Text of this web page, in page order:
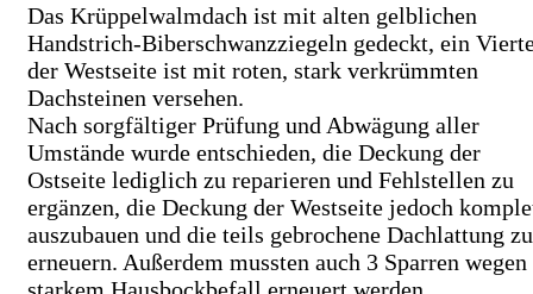
Das Krüppelwalmdach ist mit alten gelblichen
Handstrich-Biberschwanzziegeln gedeckt, ein
der Westseite ist mit roten, stark verkrümmten
Dachsteinen versehen.
Nach sorgfältiger Prüfung und Abwägung aller
Umstände wurde entschieden, die Deckung der
Ostseite lediglich zu reparieren und Fehlstellen zu
ergänzen, die Deckung der Westseite jedoch
auszubauen und die teils gebrochene Dachlattung zu
erneuern. Außerdem mussten auch 3 Sparren wegen